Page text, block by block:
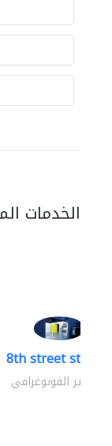
الخدمات
8th street studios
التصوير الفوتوغرافي